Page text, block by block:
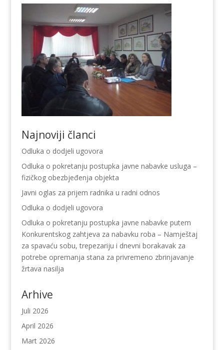
Najnoviji članci
Odluka o dodjeli ugovora
Odluka o pokretanju postupka javne nabavke usluga –
fizičkog obezbjeđenja objekta
Javni oglas za prijem radnika u radni odnos
Odluka o dodjeli ugovora
Odluka o pokretanju postupka javne nabavke putem
Konkurentskog zahtjeva za nabavku roba – Namještaj
za spavaću sobu, trepezariju i dnevni borakavak za
potrebe opremanja stana za privremeno zbrinjavanje
žrtava nasilja
Arhive
Juli 2026
April 2026
Mart 2026